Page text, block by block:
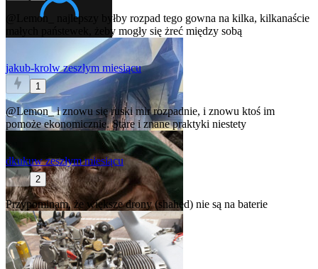
@Lemon_
najlepszy byłby rozpad tego gowna na kilka, kilkanaście
małych państewek, żeby mogły się żreć między sobą
jakub-krolw zeszłym miesiącu
1
@Lemon_i znowu się ruski mir rozpadnie, i znowu ktoś im
pomoże ekonomicznie. Stare i znane praktyki niestety
dkukuw zeszłym miesiącu
2
Przypominam, że większe drony (shahed) nie są na baterie